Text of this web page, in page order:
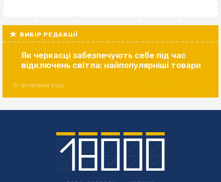
ВИБІР РЕДАКЦІЇ
Як черкасці забезпечують себе під час
відключень світла: найпопулярніші товари
29 ЧЕРВНЯ 2026